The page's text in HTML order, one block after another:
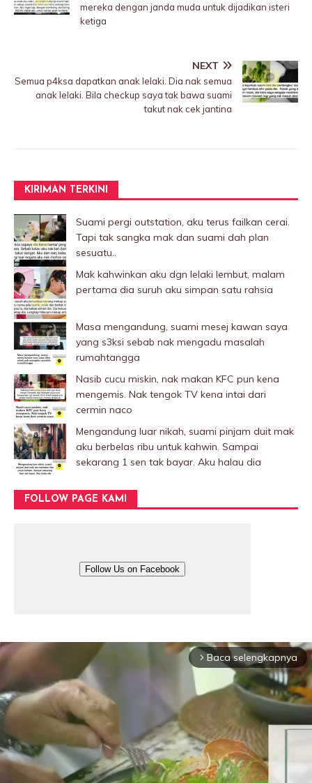
mereka dengan janda muda untuk dijadikan isteri
ketiga
NEXT
Semua p4ksa dapatkan anak lelaki. Dia nak semua
anak lelaki. Bila checkup saya tak bawa suami
takut nak cek jantina
KIRIMAN TERKINI
Suami pergi outstation, aku terus failkan cerai.
Tapi tak sangka mak dan suami dah plan
sesuatu..
Mak kahwinkan aku dgn lelaki Iembut, malam
pertama dia suruh aku simpan satu rahsia
Masa mengandung, suami mesej kawan saya
yang s3ksi sebab nak mengadu masalah
rumahtangga
Nasib cucu miskin, nak makan KFC pun kena
mengemis. Nak tengok TV kena intai dari
cermin naco
Mengandung luar nikah, suami pinjam duit mak
aku berbelas ribu untuk kahwin. Sampai
sekarang 1 sen tak bayar. Aku halau dia
FOLLOW PAGE KAMI
Follow Us on Facebook
arrow_forward_ios Baca selengkapnya